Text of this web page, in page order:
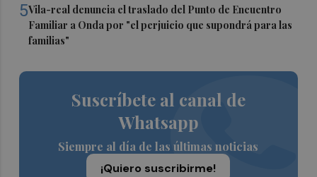
5Vila-real denuncia el traslado del Punto de Encuentro
Familiar a Onda por "el perjuicio que supondrá para las
familias"
Suscríbete al canal de
Whatsapp
Siempre al día de las últimas noticias
¡Quiero suscribirme!